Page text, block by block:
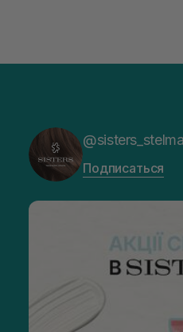
Подписаться